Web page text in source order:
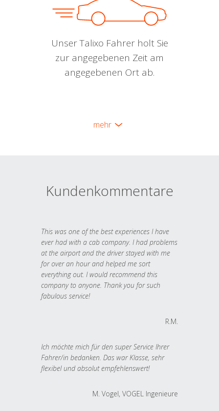
Unser Talixo Fahrer holt Sie
zur angegebenen Zeit am
angegebenen Ort ab.
mehr
Kundenkommentare
This was one of the best experiences I have
ever had with a cab company. I had problems
at the airport and the driver stayed with me
for over an hour and helped me sort
everything out. I would recommend this
company to anyone. Thank you for such
fabulous service!
R.M.
Ich möchte mich für den super Service Ihrer
Fahrer/in bedanken. Das war Klasse, sehr
flexibel und absolut empfehlenswert!
M. Vogel, VOGEL Ingenieure